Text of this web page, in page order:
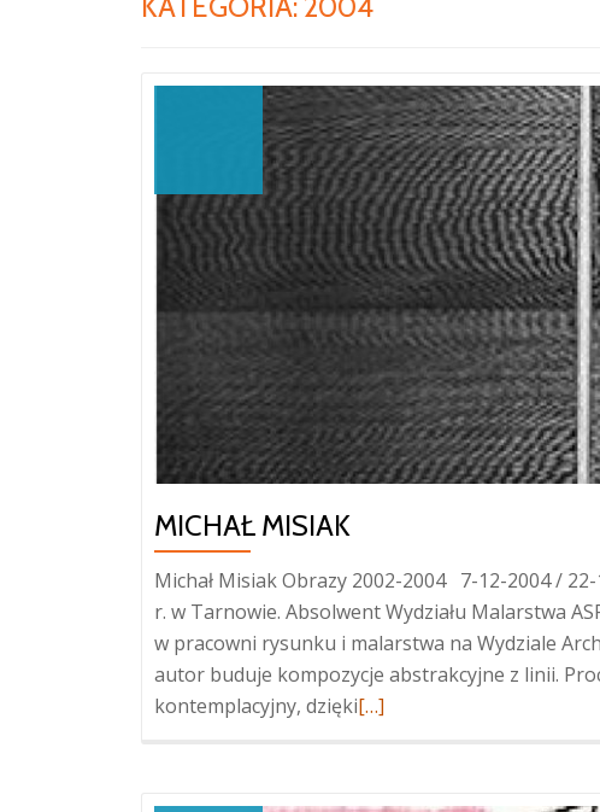
MICHAŁ MISIAK
Michał Misiak Obrazy 2002-2004 7-12-2004 /
r. w Tarnowie. Absolwent Wydziału Malarstwa
w pracowni rysunku i malarstwa na Wydziale
autor buduje kompozycje abstrakcyjne z linii.
kontemplacyjny, dziękiWięcej
[…]